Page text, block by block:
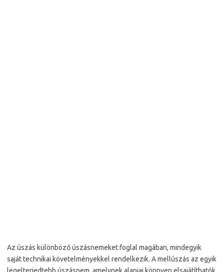
Az úszás különböző úszásnemeket foglal magában, mindegyik
saját technikai követelményekkel rendelkezik. A mellúszás az egyik